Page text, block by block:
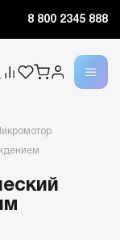
8 800 2345 888